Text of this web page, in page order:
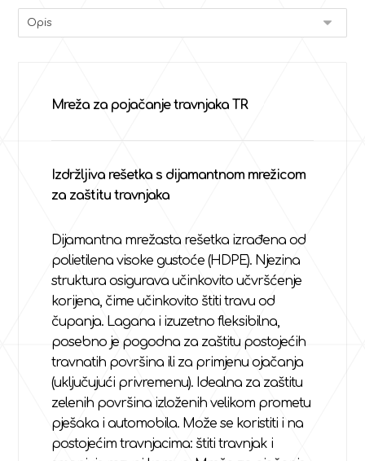
Mreža za pojačanje travnjaka TR
Izdržljiva rešetka s dijamantnom mrežicom
za zaštitu travnjaka
Dijamantna mrežasta rešetka izrađena od
polietilena visoke gustoće (HDPE). Njezina
struktura osigurava učinkovito učvršćenje
korijena, čime učinkovito štiti travu od
čupanja. Lagana i izuzetno fleksibilna,
posebno je pogodna za zaštitu postojećih
travnatih površina ili za primjenu ojačanja
(uključujući privremenu). Idealna za zaštitu
zelenih površina izloženih velikom prometu
pješaka i automobila. Može se koristiti i na
postojećim travnjacima: štiti travnjak i